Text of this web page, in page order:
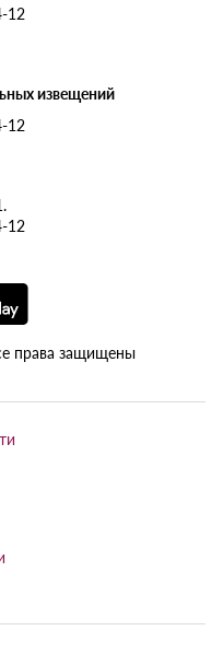
12
извещений
12
12
права защищены